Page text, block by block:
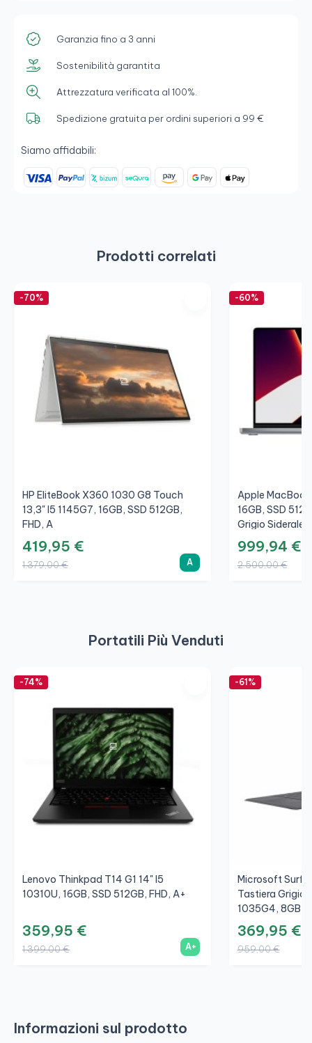
Garanzia fino a 3 anni
Sostenibilità garantita
Attrezzatura verificata al 100%.
Spedizione gratuita per ordini superiori a 99 €
Siamo affidabili:
Prodotti correlati
-70%
HP EliteBook X360 1030 G8 Touch
13,3" I5 1145G7, 16GB, SSD 512GB,
FHD, A
419,95 €
1.379,00 € A
-60%
Apple MacBook
16GB, SSD
Grigio Siderale,
999,94 €
2.500,00 €
Portatili Più Venduti
-74%
Lenovo Thinkpad T14 G1 14" I5
10310U, 16GB, SSD 512GB, FHD, A+
359,95 €
1.399,00 € A+
-61%
Microsoft
Tastiera
1035G4, 8GB,
369,95 €
959,00 €
Informazioni sul prodotto